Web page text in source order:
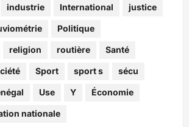
industrie International justice
Politique
religion routière Santé
Sport sport s sécu
Use Y Économie
nationale